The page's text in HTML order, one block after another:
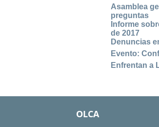
Asamblea
preguntas
Informe
de 2017
Denuncias
Evento:
Enfrentan a
OLCA